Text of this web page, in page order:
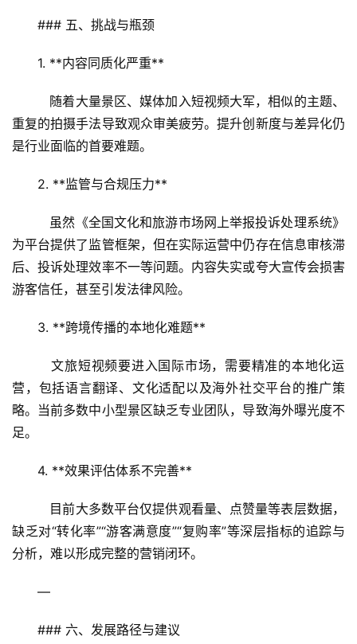
### 五、挑战与瓶颈
1. **内容同质化严重**
重复的拍摄手法导致观众审美疲劳。提升创新度与差异化仍
是行业面临的首要难题。
2. **监管与合规压力**
为平台提供了监管框架，但在实际运营中仍存在信息审核滞
后、投诉处理效率不一等问题。内容失实或夸大宣传会损害
游客信任，甚至引发法律风险。
3. **跨境传播的本地化难题**
   文旅短视频要进入国际市场，需要精准的本地化运
营，包括语言翻译、文化适配以及海外社交平台的推广策
略。当前多数中小型景区缺乏专业团队，导致海外曝光度不
足。
4. **效果评估体系不完善**
缺乏对“转化率”“游客满意度”“复购率”等深层指标的追踪与
分析，难以形成完整的营销闭环。
—
### 六、发展路径与建议